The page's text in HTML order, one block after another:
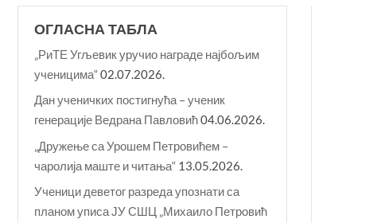
ОГЛАСНА ТАБЛА
„РиТЕ Угљевик уручио награде најбољим
ученицима“02.07.2026.
Дан ученичких постигнућа – ученик
генерације Ведрана Павловић04.06.2026.
„Дружење са Урошем Петровићем –
чаролија маште и читања“ 13.05.2026.
Ученици деветог разреда упознати са
планом уписа ЈУ СШЦ „Михаило Петровић